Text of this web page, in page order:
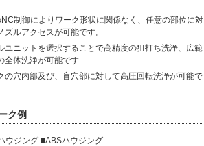
制御によりワーク形状に関係なく、任意の部位に対
ズルアクセスが可能です。
ユニットを選択することで高精度の狙打ち洗浄、広範
全体洗浄が可能です
の穴内部及び、盲穴部に対して高圧回転洗浄が可能で
ク例
ウジング ■ABSハウジング